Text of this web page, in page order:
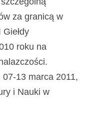
za granicą w
roku na
07-13 marca 2011,
i Nauki w